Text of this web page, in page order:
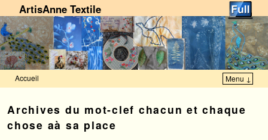
ArtisAnne Textile
Accueil Menu ↓
Archives du mot-clef chacun et chaque
chose aà sa place